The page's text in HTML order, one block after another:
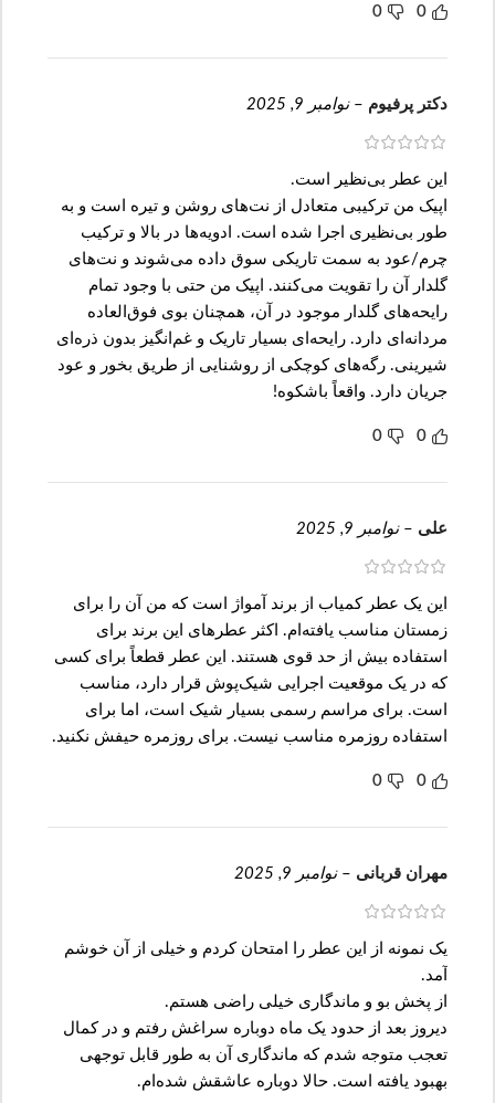
0
0
دکتر پرفیوم – نوامبر 9, 2025
این عطر بی‌نظیر است.
اپیک من ترکیبی متعادل از نت‌های روشن و تیره است و به
طور بی‌نظیری اجرا شده است. ادویه‌ها در بالا و ترکیب
چرم/عود به سمت تاریکی سوق داده می‌شوند و نت‌های
گلدار آن را تقویت می‌کنند. اپیک من حتی با وجود تمام
رایحه‌های گلدار موجود در آن، همچنان بوی فوق‌العاده
مردانه‌ای دارد. رایحه‌ای بسیار تاریک و غم‌انگیز بدون ذره‌ای
شیرینی. رگه‌های کوچکی از روشنایی از طریق بخور و عود
جریان دارد. واقعاً باشکوه!
0
0
علی – نوامبر 9, 2025
این یک عطر کمیاب از برند آمواژ است که من آن را برای
زمستان مناسب یافته‌ام. اکثر عطرهای این برند برای
استفاده بیش از حد قوی هستند. این عطر قطعاً برای کسی
که در یک موقعیت اجرایی شیک‌پوش قرار دارد، مناسب
است. برای مراسم رسمی بسیار شیک است، اما برای
استفاده روزمره مناسب نیست. برای روزمره حیفش نکنید.
0
0
مهران قربانی – نوامبر 9, 2025
یک نمونه از این عطر را امتحان کردم و خیلی از آن خوشم
آمد.
از پخش بو و ماندگاری خیلی راضی هستم.
دیروز بعد از حدود یک ماه دوباره سراغش رفتم و در کمال
تعجب متوجه شدم که ماندگاری آن به طور قابل توجهی
بهبود یافته است. حالا دوباره عاشقش شده‌ام.